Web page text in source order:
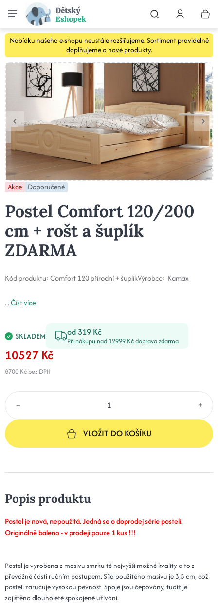
Nabídku našeho e-shopu neustále rozšiřujeme. Sortiment pravidelně
doplňujeme o nové produkty.
Akce Doporučené
Postel Comfort 120/200
cm + rošt a šuplík
ZDARMA
Kód produktu:Comfort 120 přírodní + šuplíkVýrobce: Kamax
...Číst více
SKLADEM od 319 Kč
Při nákupu nad 12999 Kč doprava zdarma
10527 Kč
8700 Kč bez DPH
– +
VLOŽIT DO KOŠÍKU
Popis produktu
Postel je nová, nepoužitá. Jedná se o doprodej série postelí.
Originálně baleno - v prodeji pouze 1 kus !!!
Postel je vyrobena z masivu smrku té nejvyšší možné kvality a to z
převážné části ručním postupem. Síla použitého masivu je 3,5 cm, což
posteli zaručuje vysokou pevnost. Spoje jsou čepovány, tudíž je
zajištěno dlouholeté spokojené užívání.